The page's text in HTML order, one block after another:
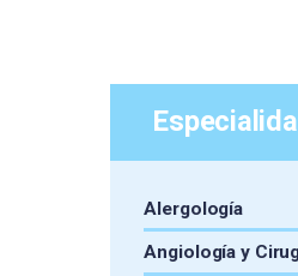
Alergología
Angiología y